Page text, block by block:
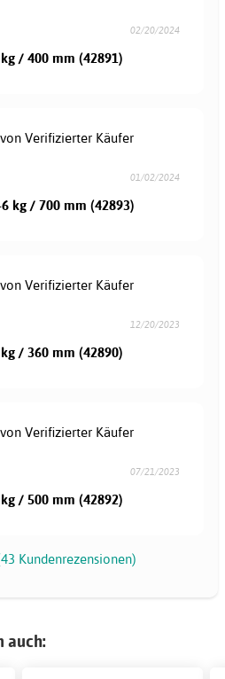
02/20/2024
/ 400 mm (42891)
Verifizierter Käufer
01/02/2024
kg / 700 mm (42893)
Verifizierter Käufer
12/20/2023
/ 360 mm (42890)
Verifizierter Käufer
07/21/2023
/ 500 mm (42892)
Kundenrezensionen)
auch: